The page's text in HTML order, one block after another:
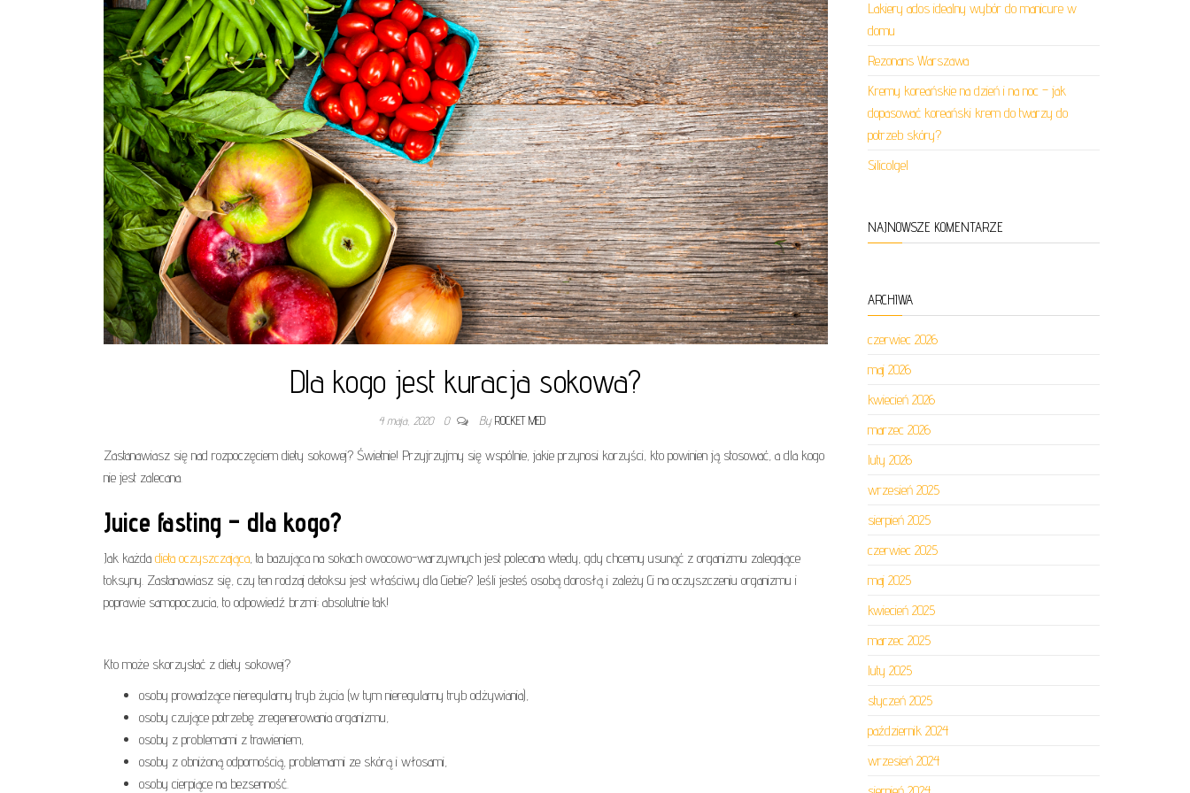
Dla kogo jest kuracja sokowa?
4 maja, 2020 0 By ROCKET MED
Zastanawiasz się nad rozpoczęciem diety sokowej? Świetnie! Przyjrzyjmy się wspólnie, jakie przynosi korzyści, kto powinien ją stosować, a dla kogo
nie jest zalecana.
Juice fasting – dla kogo?
Jak każda dieta oczyszczająca, ta bazująca na sokach owocowo-warzywnych jest polecana wtedy, gdy chcemy usunąć z organizmu zalegające
toksyny. Zastanawiasz się, czy ten rodzaj detoksu jest właściwy dla Ciebie? Jeśli jesteś osobą dorosłą i zależy Ci na oczyszczeniu organizmu i
poprawie samopoczucia, to odpowiedź brzmi: absolutnie tak!
Kto może skorzystać z diety sokowej?
osoby prowadzące nieregularny tryb życia (w tym nieregularny tryb odżywiania),
osoby czujące potrzebę zregenerowania organizmu,
osoby z problemami z trawieniem,
osoby z obniżoną odpornością, problemami ze skórą i włosami,
osoby cierpiące na bezsenność.
Lakiery ados idealny wybór do manicure w
domu
Rezonans Warszawa
Kremy koreańskie na dzień i na noc – jak
dopasować koreański krem do twarzy do
potrzeb skóry?
Silicolgel
NAJNOWSZE KOMENTARZE
ARCHIWA
czerwiec 2026
maj 2026
kwiecień 2026
marzec 2026
luty 2026
wrzesień 2025
sierpień 2025
czerwiec 2025
maj 2025
kwiecień 2025
marzec 2025
luty 2025
styczeń 2025
październik 2024
wrzesień 2024